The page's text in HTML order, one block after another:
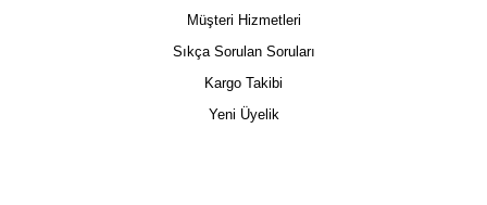
Müşteri Hizmetleri
Sıkça Sorulan Soruları
Kargo Takibi
Yeni Üyelik